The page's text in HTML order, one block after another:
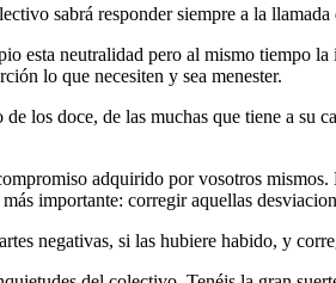
sabrá responder siempre a la
esta neutralidad pero al mismo tiempo
lo que necesiten y sea menester.
los doce, de las muchas que tiene a
adquirido por vosotros
importante: corregir aquellas
negativas, si las hubiere habido, y